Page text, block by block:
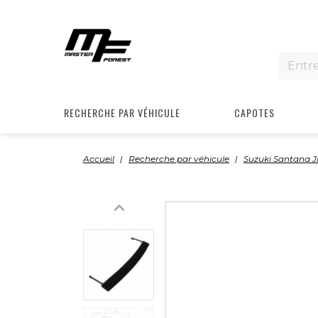
RECHERCHE PAR VÉHICULE CAPOTES
Accueil Recherche par véhicule Suzuki Santana
